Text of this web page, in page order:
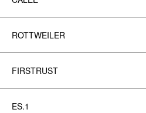
ROTTWEILER
FIRSTRUST
ES.1